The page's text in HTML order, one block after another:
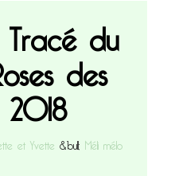
Tracé du
des
et Yvette &bull; Méli mélo